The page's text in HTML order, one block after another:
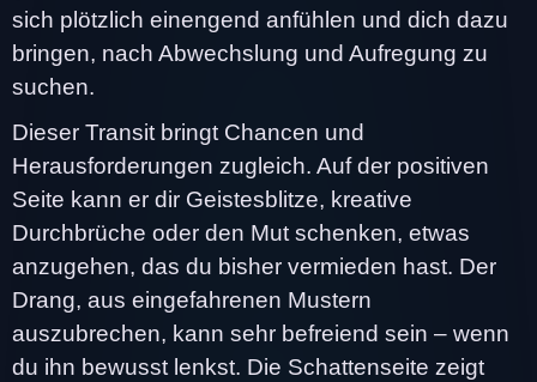
sich plötzlich einengend anfühlen und dich dazu
bringen, nach Abwechslung und Aufregung zu
suchen.
Dieser Transit bringt Chancen und
Herausforderungen zugleich. Auf der positiven
Seite kann er dir Geistesblitze, kreative
Durchbrüche oder den Mut schenken, etwas
anzugehen, das du bisher vermieden hast. Der
Drang, aus eingefahrenen Mustern
auszubrechen, kann sehr befreiend sein – wenn
du ihn bewusst lenkst. Die Schattenseite zeigt